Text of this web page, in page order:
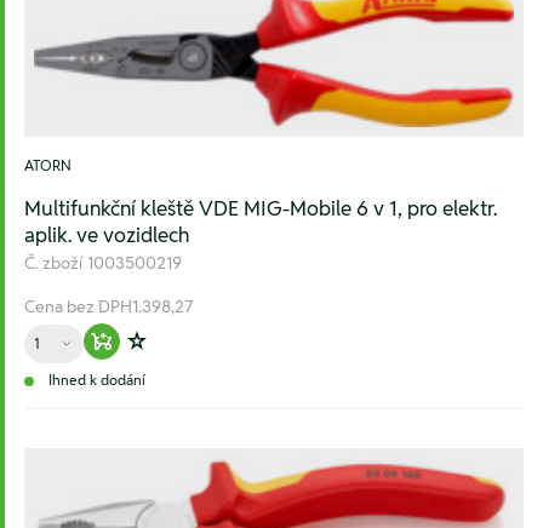
ATORN
Multifunkční kleště VDE MIG-Mobile 6 v 1, pro elektr.
aplik. ve vozidlech
Č. zboží 1003500219
Cena bez DPH1.398,27
Množství
Warenkorb hinzufügen
Zur Wunschliste hinzufügen
Ihned k dodání